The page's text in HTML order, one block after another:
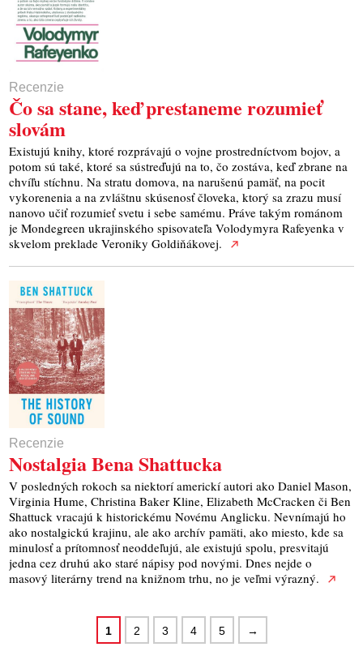
Recenzie
Čo sa stane, keď prestaneme rozumieť
slovám
Existujú knihy, ktoré rozprávajú o vojne prostredníctvom bojov, a
potom sú také, ktoré sa sústreďujú na to, čo zostáva, keď zbrane na
chvíľu stíchnu. Na stratu domova, na narušenú pamäť, na pocit
vykorenenia a na zvláštnu skúsenosť človeka, ktorý sa zrazu musí
nanovo učiť rozumieť svetu i sebe samému. Práve takým románom
je Mondegreen ukrajinského spisovateľa Volodymyra Rafeyenka v
skvelom preklade Veroniky Goldiňákovej.
Recenzie
Nostalgia Bena Shattucka
V posledných rokoch sa niektorí americkí autori ako Daniel Mason,
Virginia Hume, Christina Baker Kline, Elizabeth McCracken či Ben
Shattuck vracajú k historickému Novému Anglicku. Nevnímajú ho
ako nostalgickú krajinu, ale ako archív pamäti, ako miesto, kde sa
minulosť a prítomnosť neoddeľujú, ale existujú spolu, presvitajú
jedna cez druhú ako staré nápisy pod novými. Dnes nejde o
masový literárny trend na knižnom trhu, no je veľmi výrazný.
1 2 3 4 5 →